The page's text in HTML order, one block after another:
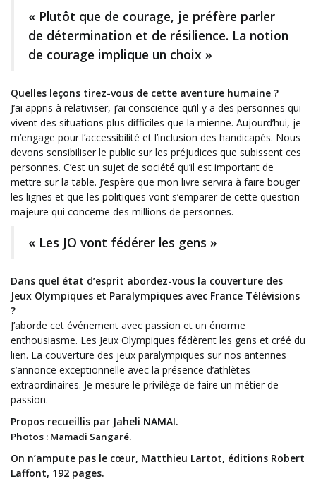
« Plutôt que de courage, je préfère parler
de détermination et de résilience. La notion
de courage implique un choix »
Quelles leçons tirez-vous de cette aventure humaine ?
J’ai appris à relativiser, j’ai conscience qu’il y a des personnes qui
vivent des situations plus difficiles que la mienne. Aujourd’hui, je
m’engage pour l’accessibilité et l’inclusion des handicapés. Nous
devons sensibiliser le public sur les préjudices que subissent ces
personnes. C’est un sujet de société qu’il est important de
mettre sur la table. J’espère que mon livre servira à faire bouger
les lignes et que les politiques vont s’emparer de cette question
majeure qui concerne des millions de personnes.
« Les JO vont fédérer les gens »
Dans quel état d’esprit abordez-vous la couverture des
Jeux Olympiques et Paralympiques avec France Télévisions
?
J’aborde cet événement avec passion et un énorme
enthousiasme. Les Jeux Olympiques fédèrent les gens et créé du
lien. La couverture des jeux paralympiques sur nos antennes
s’annonce exceptionnelle avec la présence d’athlètes
extraordinaires. Je mesure le privilège de faire un métier de
passion.
Propos recueillis par Jaheli NAMAI.
Photos : Mamadi Sangaré.
On n’ampute pas le cœur, Matthieu Lartot, éditions Robert
Laffont, 192 pages.